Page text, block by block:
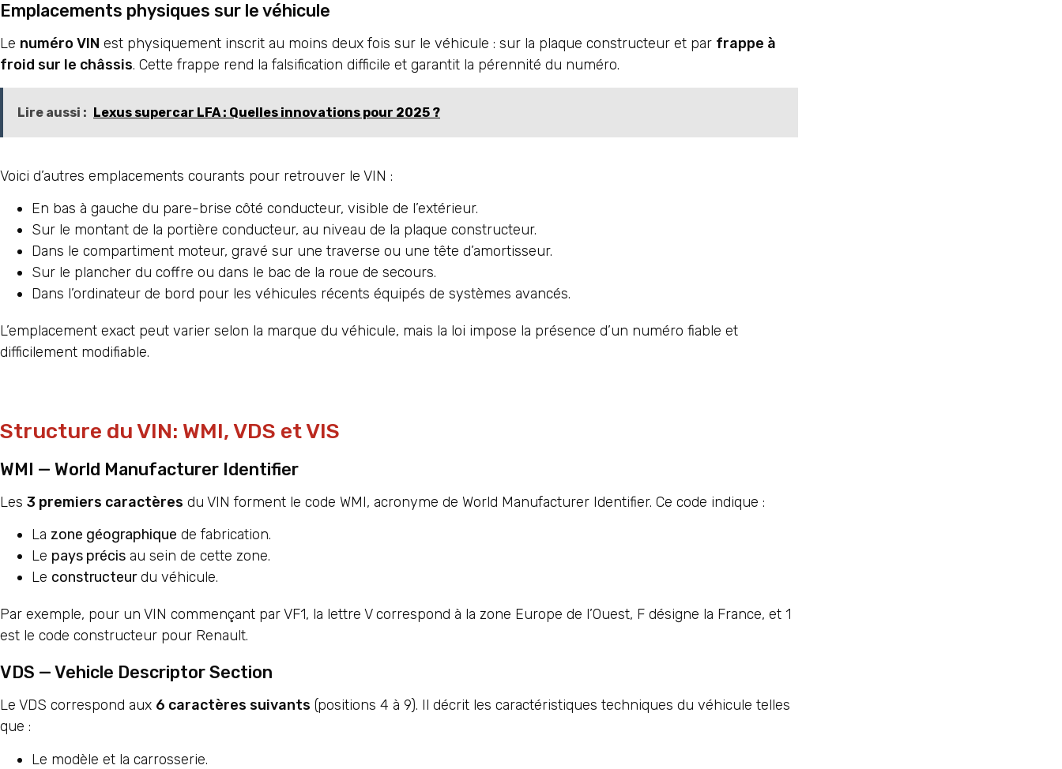
Emplacements physiques sur le véhicule
Le numéro VIN est physiquement inscrit au moins deux fois sur le véhicule : sur la plaque constructeur et par frappe à
froid sur le châssis. Cette frappe rend la falsification difficile et garantit la pérennité du numéro.
Lire aussi : Lexus supercar LFA : Quelles innovations pour 2025 ?
Voici d’autres emplacements courants pour retrouver le VIN :
En bas à gauche du pare-brise côté conducteur, visible de l’extérieur.
Sur le montant de la portière conducteur, au niveau de la plaque constructeur.
Dans le compartiment moteur, gravé sur une traverse ou une tête d’amortisseur.
Sur le plancher du coffre ou dans le bac de la roue de secours.
Dans l’ordinateur de bord pour les véhicules récents équipés de systèmes avancés.
L’emplacement exact peut varier selon la marque du véhicule, mais la loi impose la présence d’un numéro fiable et
difficilement modifiable.
Structure du VIN: WMI, VDS et VIS
WMI — World Manufacturer Identifier
Les 3 premiers caractères du VIN forment le code WMI, acronyme de World Manufacturer Identifier. Ce code indique :
La zone géographique de fabrication.
Le pays précis au sein de cette zone.
Le constructeurdu véhicule.
Par exemple, pour un VIN commençant par VF1, la lettre V correspond à la zone Europe de l’Ouest, F désigne la France, et 1
est le code constructeur pour Renault.
VDS — Vehicle Descriptor Section
Le VDS correspond aux 6 caractères suivants (positions 4 à 9). Il décrit les caractéristiques techniques du véhicule telles
que :
Le modèle et la carrosserie.